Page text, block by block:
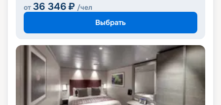
от 36 346 ₽ /чел
Выбрать